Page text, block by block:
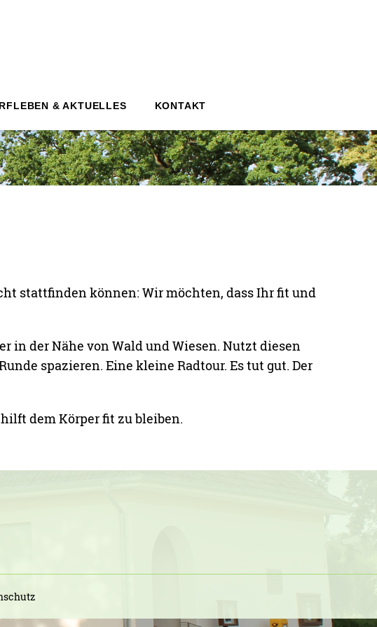
& AKTUELLES KONTAKT
stattfinden können: Wir möchten, dass Ihr fit und
in der Nähe von Wald und Wiesen. Nutzt diesen
spazieren. Eine kleine Radtour. Es tut gut. Der
dem Körper fit zu bleiben.